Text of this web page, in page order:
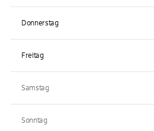
Donnerstag
Freitag
Samstag
Sonntag